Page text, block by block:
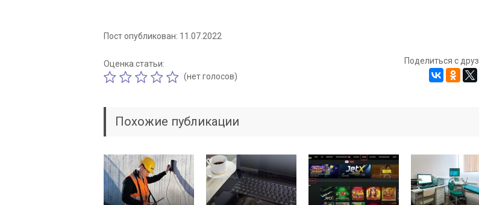
Пост опубликован: 11.07.2022
Оценка статьи:
(нет голосов)
Поделиться с
Похожие публикации